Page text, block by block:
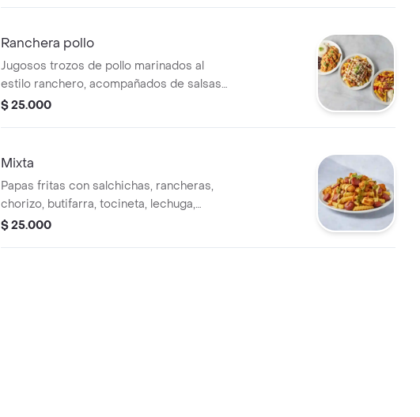
Ranchera pollo
Jugosos trozos de pollo marinados al
estilo ranchero, acompañados de salsas
de la casa, lechuga, cebolla, papas ala
$ 25.000
Mixta
Papas fritas con salchichas, rancheras,
chorizo, butifarra, tocineta, lechuga,
cebolla y salsas de la casa.
$ 25.000